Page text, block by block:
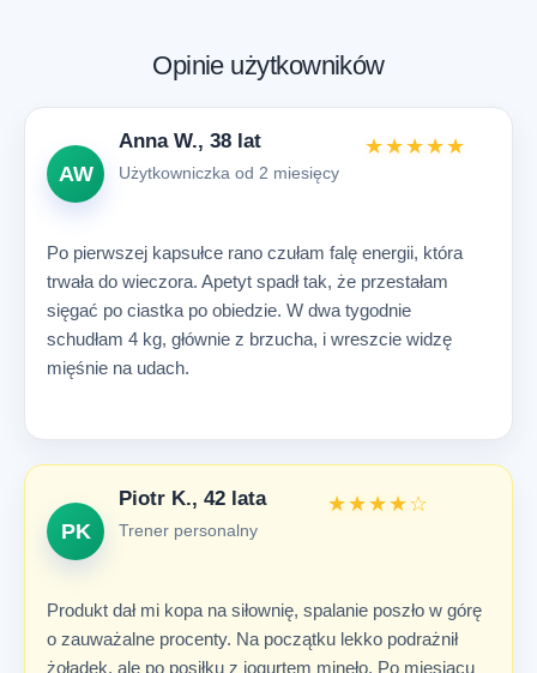
Opinie użytkowników
AW
Anna W., 38 lat
Użytkowniczka od 2 miesięcy
★★★★★
Po pierwszej kapsułce rano czułam falę energii, która
trwała do wieczora. Apetyt spadł tak, że przestałam
sięgać po ciastka po obiedzie. W dwa tygodnie
schudłam 4 kg, głównie z brzucha, i wreszcie widzę
mięśnie na udach.
PK
Piotr K., 42 lata
Trener personalny
★★★★☆
Produkt dał mi kopa na siłownię, spalanie poszło w górę
o zauważalne procenty. Na początku lekko podrażnił
żołądek, ale po posiłku z jogurtem minęło. Po miesiącu